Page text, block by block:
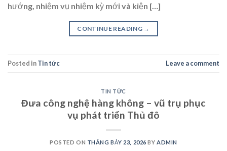
hướng, nhiệm vụ nhiệm kỳ mới và kiện […]
CONTINUE READING →
Posted inTin tức Leave a comment
TIN TỨC
Đưa công nghệ hàng không – vũ trụ phục
vụ phát triển Thủ đô
POSTED ON THÁNG BẢY 23, 2026 BY ADMIN